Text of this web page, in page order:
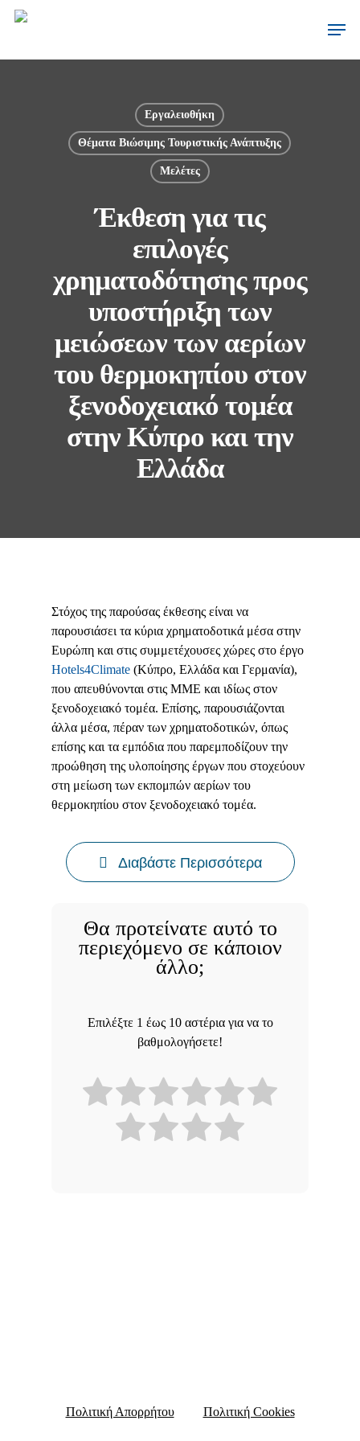
Εργαλειοθήκη
Θέματα Βιώσιμης Τουριστικής Ανάπτυξης
Μελέτες
Έκθεση για τις
επιλογές
χρηματοδότησης προς
υποστήριξη των
μειώσεων των αερίων
του θερμοκηπίου στον
ξενοδοχειακό τομέα
στην Κύπρο και την
Ελλάδα
Στόχος της παρούσας έκθεσης είναι να
παρουσιάσει τα κύρια χρηματοδοτικά μέσα στην
Ευρώπη και στις συμμετέχουσες χώρες στο έργο
Hotels4Climate (Κύπρο, Ελλάδα και Γερμανία),
που απευθύνονται στις ΜΜΕ και ιδίως στον
ξενοδοχειακό τομέα. Επίσης, παρουσιάζονται
άλλα μέσα, πέραν των χρηματοδοτικών, όπως
επίσης και τα εμπόδια που παρεμποδίζουν την
προώθηση της υλοποίησης έργων που στοχεύουν
στη μείωση των εκπομπών αερίων του
θερμοκηπίου στον ξενοδοχειακό τομέα.
Διαβάστε Περισσότερα
Θα προτείνατε αυτό το
περιεχόμενο σε κάποιον
άλλο;
Επιλέξτε 1 έως 10 αστέρια για να το
βαθμολογήσετε!
Πολιτική Απορρήτου Πολιτική Cookies